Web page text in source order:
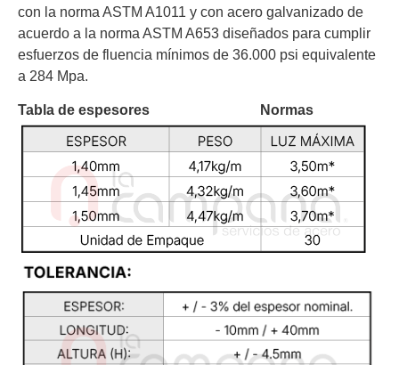
con la norma ASTM A1011 y con acero galvanizado de
acuerdo a la norma ASTM A653 diseñados para cumplir
esfuerzos de fluencia mínimos de 36.000 psi equivalente
a 284 Mpa.
Tabla de espesores Normas